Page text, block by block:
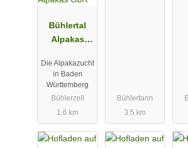
Bühlertal
Alpakas
Die Alpakazucht
in Baden
Württemberg
Bühlerzell
1.6 km
Bühlertann
3.5 km